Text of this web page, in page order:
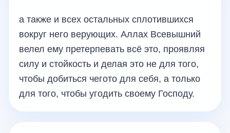
а также и всех остальных сплотившихся
вокруг него верующих. Аллах Всевышний
велел ему претерпевать всё это, проявляя
силу и стойкость и делая это не для того,
чтобы добиться чегото для себя, а только
для того, чтобы угодить своему Господу.